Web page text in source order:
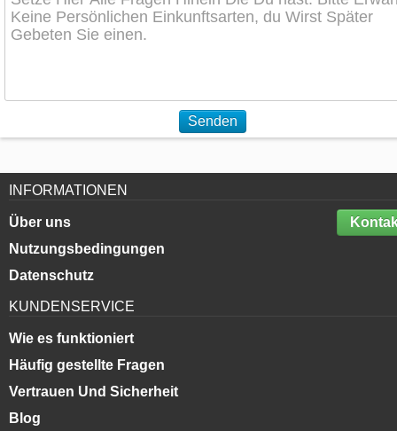
Senden
INFORMATIONEN
Über uns
Nutzungsbedingungen
Datenschutz
KUNDENSERVICE
Wie es funktioniert
Häufig gestellte Fragen
Vertrauen Und Sicherheit
Blog